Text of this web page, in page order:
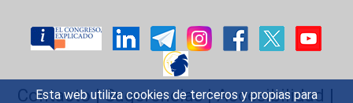
Esta web utiliza cookies de terceros y propias para
Contacto|Sugerencias|Accesibilidad |